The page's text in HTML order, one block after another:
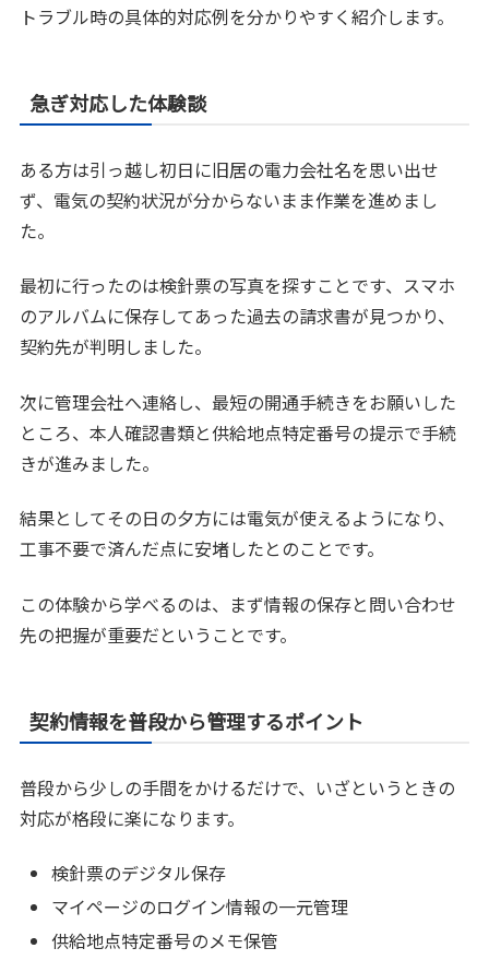
トラブル時の具体的対応例を分かりやすく紹介します。
急ぎ対応した体験談
ある方は引っ越し初日に旧居の電力会社名を思い出せ
ず、電気の契約状況が分からないまま作業を進めまし
た。
最初に行ったのは検針票の写真を探すことです、スマホ
のアルバムに保存してあった過去の請求書が見つかり、
契約先が判明しました。
次に管理会社へ連絡し、最短の開通手続きをお願いした
ところ、本人確認書類と供給地点特定番号の提示で手続
きが進みました。
結果としてその日の夕方には電気が使えるようになり、
工事不要で済んだ点に安堵したとのことです。
この体験から学べるのは、まず情報の保存と問い合わせ
先の把握が重要だということです。
契約情報を普段から管理するポイント
普段から少しの手間をかけるだけで、いざというときの
対応が格段に楽になります。
検針票のデジタル保存
マイページのログイン情報の一元管理
供給地点特定番号のメモ保管